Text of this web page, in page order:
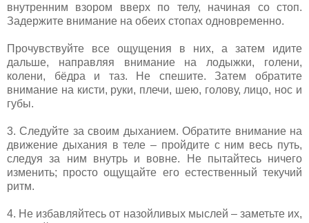
внутренним взором вверх по телу, начиная со стоп.
Задержите внимание на обеих стопах одновременно.
Прочувствуйте все ощущения в них, а затем идите
дальше, направляя внимание на лодыжки, голени,
колени, бёдра и таз. Не спешите. Затем обратите
внимание на кисти, руки, плечи, шею, голову, лицо, нос и
губы.
3. Следуйте за своим дыханием. Обратите внимание на
движение дыхания в теле – пройдите с ним весь путь,
следуя за ним внутрь и вовне. Не пытайтесь ничего
изменить; просто ощущайте его естественный текучий
ритм.
4. Не избавляйтесь от назойливых мыслей – заметьте их,